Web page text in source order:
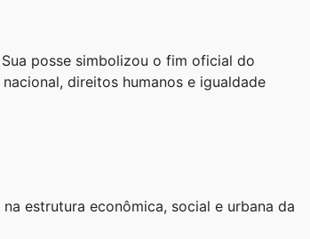
posse simbolizou o fim oficial do
direitos humanos e igualdade
estrutura econômica, social e urbana da